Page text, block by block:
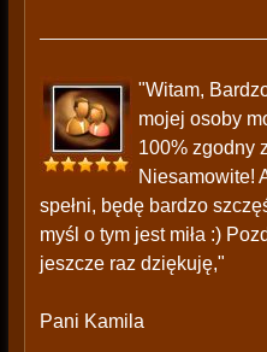
"Witam,
mojej osoby
100% zgodny
Niesamowite!
spełni, będę bardzo
myśl o tym jest miła :)
jeszcze raz dziękuję,"
Pani Kamila